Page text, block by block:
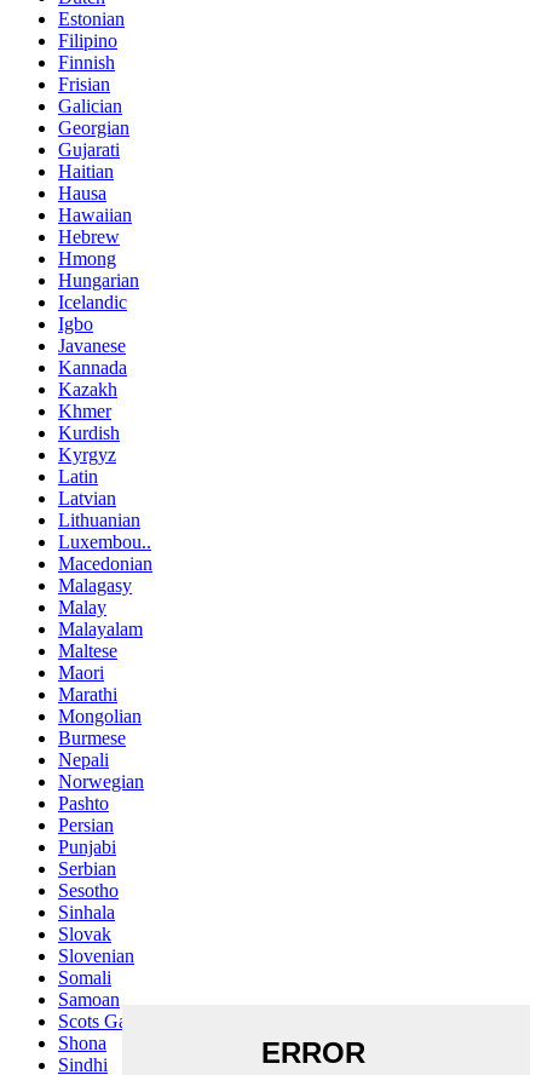
Estonian
Filipino
Finnish
Frisian
Galician
Georgian
Gujarati
Haitian
Hausa
Hawaiian
Hebrew
Hmong
Hungarian
Icelandic
Igbo
Javanese
Kannada
Kazakh
Khmer
Kurdish
Kyrgyz
Latin
Latvian
Lithuanian
Luxembou..
Macedonian
Malagasy
Malay
Malayalam
Maltese
Maori
Marathi
Mongolian
Burmese
Nepali
Norwegian
Pashto
Persian
Punjabi
Serbian
Sesotho
Sinhala
Slovak
Slovenian
Somali
Samoan
Scots Gaelic
Shona
Sindhi